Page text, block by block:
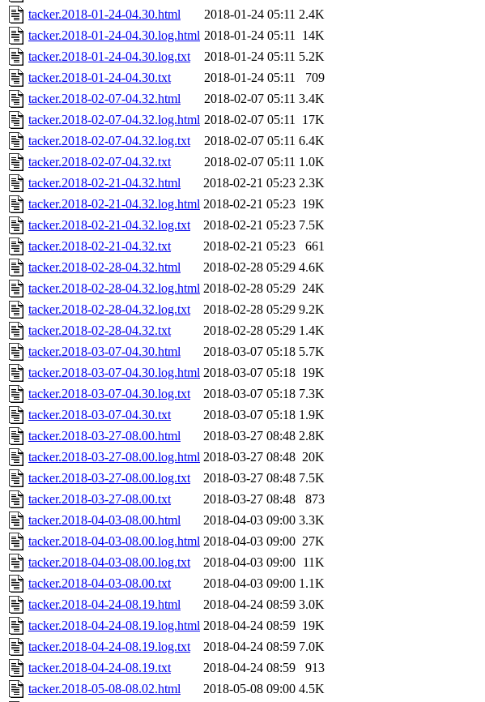
tacker.2018-01-24-04.30.html
2018-01-24 05:11 2.4K
tacker.2018-01-24-04.30.log.html 2018-01-24 05:11 14K
tacker.2018-01-24-04.30.log.txt
2018-01-24 05:11 5.2K
tacker.2018-01-24-04.30.txt
2018-01-24 05:11
709
tacker.2018-02-07-04.32.html
2018-02-07 05:11 3.4K
tacker.2018-02-07-04.32.log.html 2018-02-07 05:11 17K
tacker.2018-02-07-04.32.log.txt
2018-02-07 05:11 6.4K
tacker.2018-02-07-04.32.txt
2018-02-07 05:11 1.0K
tacker.2018-02-21-04.32.html
2018-02-21 05:23 2.3K
tacker.2018-02-21-04.32.log.html 2018-02-21 05:23 19K
tacker.2018-02-21-04.32.log.txt
2018-02-21 05:23 7.5K
tacker.2018-02-21-04.32.txt
2018-02-21 05:23
661
tacker.2018-02-28-04.32.html
2018-02-28 05:29 4.6K
tacker.2018-02-28-04.32.log.html 2018-02-28 05:29 24K
tacker.2018-02-28-04.32.log.txt
2018-02-28 05:29 9.2K
tacker.2018-02-28-04.32.txt
2018-02-28 05:29 1.4K
tacker.2018-03-07-04.30.html
2018-03-07 05:18 5.7K
tacker.2018-03-07-04.30.log.html 2018-03-07 05:18 19K
tacker.2018-03-07-04.30.log.txt
2018-03-07 05:18 7.3K
tacker.2018-03-07-04.30.txt
2018-03-07 05:18 1.9K
tacker.2018-03-27-08.00.html
2018-03-27 08:48 2.8K
tacker.2018-03-27-08.00.log.html 2018-03-27 08:48 20K
tacker.2018-03-27-08.00.log.txt
2018-03-27 08:48 7.5K
tacker.2018-03-27-08.00.txt
2018-03-27 08:48
873
tacker.2018-04-03-08.00.html
2018-04-03 09:00 3.3K
tacker.2018-04-03-08.00.log.html 2018-04-03 09:00 27K
tacker.2018-04-03-08.00.log.txt
2018-04-03 09:00 11K
tacker.2018-04-03-08.00.txt
2018-04-03 09:00 1.1K
tacker.2018-04-24-08.19.html
2018-04-24 08:59 3.0K
tacker.2018-04-24-08.19.log.html 2018-04-24 08:59 19K
tacker.2018-04-24-08.19.log.txt
2018-04-24 08:59 7.0K
tacker.2018-04-24-08.19.txt
2018-04-24 08:59
913
tacker.2018-05-08-08.02.html
2018-05-08 09:00 4.5K